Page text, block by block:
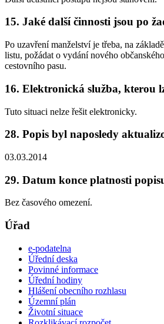
15. Jaké další činnosti jsou po
Po uzavření manželství je třeba, na
listu, požádat o vydání nového
cestovního pasu.
16. Elektronická služba, kterou
Tuto situaci nelze řešit elektronicky.
28. Popis byl naposledy
03.03.2014
29. Datum konce platnosti
Bez časového omezení.
Úřad
e-podatelna
Úřední deska
Povinné informace
Úřední hodiny
Hlášení obecního rozhlasu
Územní plán
Životní situace